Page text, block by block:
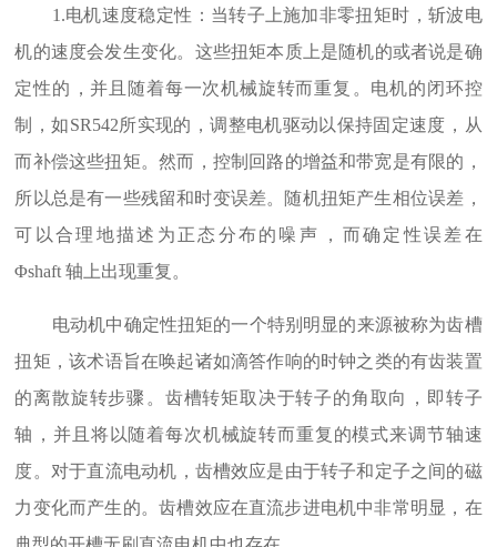
1.电机速度稳定性：当转子上施加非零扭矩时，斩波电
机的速度会发生变化。这些扭矩本质上是随机的或者说是确
定性的，并且随着每一次机械旋转而重复。电机的闭环控
制，如SR542所实现的，调整电机驱动以保持固定速度，从
而补偿这些扭矩。然而，控制回路的增益和带宽是有限的，
所以总是有一些残留和时变误差。随机扭矩产生相位误差，
可以合理地描述为正态分布的噪声，而确定性误差在
Φshaft 轴上出现重复。
电动机中确定性扭矩的一个特别明显的来源被称为齿槽
扭矩，该术语旨在唤起诸如滴答作响的时钟之类的有齿装置
的离散旋转步骤。齿槽转矩取决于转子的角取向，即转子
轴，并且将以随着每次机械旋转而重复的模式来调节轴速
度。对于直流电动机，齿槽效应是由于转子和定子之间的磁
力变化而产生的。齿槽效应在直流步进电机中非常明显，在